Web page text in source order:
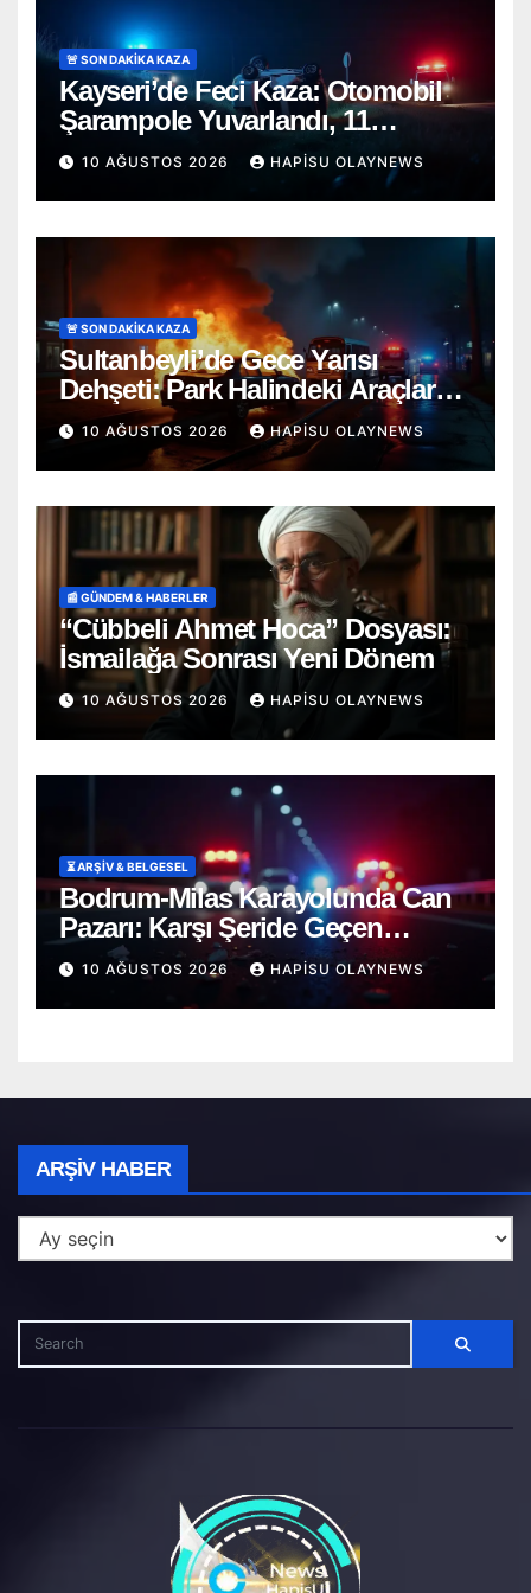
🚨 SON DAKİKA KAZA
Kayseri’de Feci Kaza: Otomobil
Şarampole Yuvarlandı, 11
Yaşındaki Jinda Kurtarılamadı!
10 AĞUSTOS 2026 HAPISU OLAYNEWS
🚨 SON DAKİKA KAZA
Sultanbeyli’de Gece Yarısı
Dehşeti: Park Halindeki Araçlara
Çarpan Otomobil Alev Alev
Yandı!
10 AĞUSTOS 2026 HAPISU OLAYNEWS
📰 GÜNDEM & HABERLER
“Cübbeli Ahmet Hoca” Dosyası:
İsmailağa Sonrası Yeni Dönem
10 AĞUSTOS 2026 HAPISU OLAYNEWS
⏳ ARŞİV & BELGESEL
Bodrum-Milas Karayolunda Can
Pazarı: Karşı Şeride Geçen
Otomobil Katliam Gibi Kazaya Yol
Açtı!
10 AĞUSTOS 2026 HAPISU OLAYNEWS
ARŞIV HABER
Haber